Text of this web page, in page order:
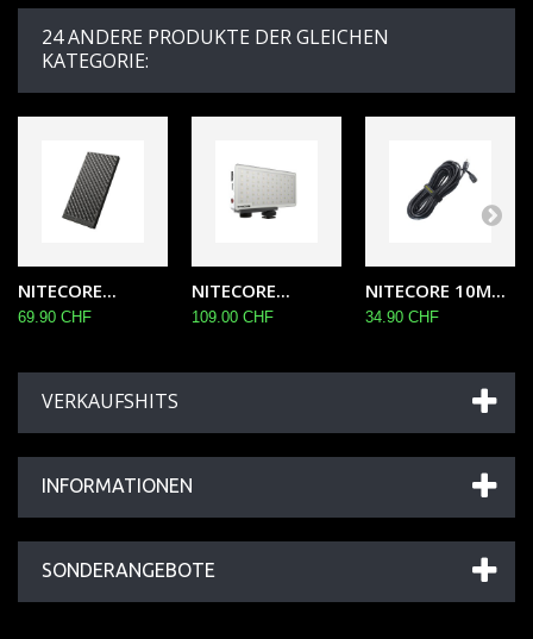
24 ANDERE PRODUKTE DER GLEICHEN
KATEGORIE:
NITECORE...
69.90 CHF
NITECORE...
109.00 CHF
NITECORE 10M...
34.90 CHF
VERKAUFSHITS
INFORMATIONEN
SONDERANGEBOTE